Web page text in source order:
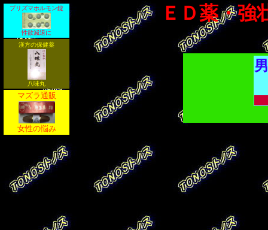
ＥＤ薬・強
プリズマホルモン錠
性欲減退に
漢方の保健薬
八味丸
マズラ通販
女性の悩み